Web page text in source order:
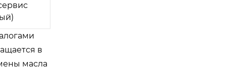
в
масла